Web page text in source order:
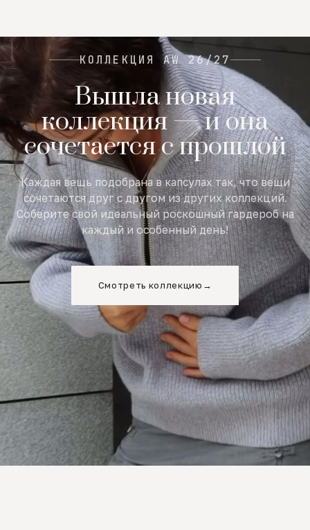
КОЛЛЕКЦИЯ AW 26/27
Вышла новая
коллекция — и она
сочетается с прошлой
Каждая вещь подобрана в капсулах так, что вещи
сочетаются друг с другом из других коллекций.
Соберите свой идеальный роскошный гардероб на
каждый и особенный день!
Смотреть коллекцию →